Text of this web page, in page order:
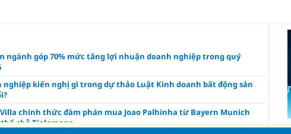
ngành góp 70% mức tăng lợi nhuận doanh nghiệp trong quý
nghiệp kiến nghị gì trong dự thảo Luật Kinh doanh bất động sản
chính thức đàm phán mua Joao Palhinha từ Bayern Munich
chỗ Tielemans